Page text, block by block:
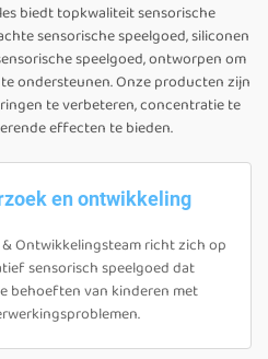
biedt topkwaliteit sensorische
sensorische speelgoed, siliconen
speelgoed, ontworpen om
ondersteunen. Onze producten zijn
te verbeteren, concentratie te
effecten te bieden.
en ontwikkeling
Ontwikkelingsteam richt zich op
sensorisch speelgoed dat
behoeften van kinderen met